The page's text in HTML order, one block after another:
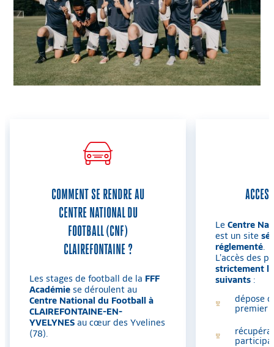
COMMENT SE RENDRE AU
CENTRE NATIONAL DU
FOOTBALL (CNF)
CLAIREFONTAINE ?
Les stages de football de la FFF
Académie se déroulent au
Centre National du Football à
CLAIREFONTAINE-EN-
YVELYNES au cœur des Yvelines
(78).
ACCES
Le Centre
est un site
réglementé
L’accès des
strictement
suivants :
dépose
premier